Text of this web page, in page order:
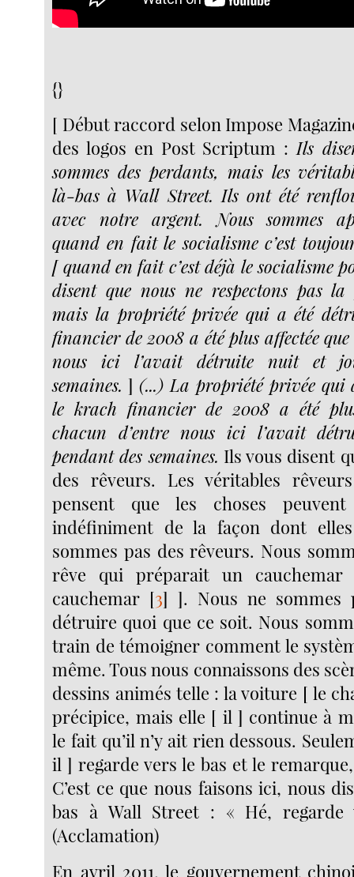
{}
[ Début raccord selon Impose
des logos en Post Scriptum :Ils
sommes des perdants, mais les
là-bas à Wall Street. Ils ont été
avec notre argent. Nous sommes
quand en fait le socialisme c’est
[ quand en fait c’est déjà le socialisme
disent que nous ne respectons pas
mais la propriété privée qui a été
financier de 2008 a été plus affectée
nous ici l’avait détruite nuit et
semaines. ] (...) La propriété privée qui
le krach financier de 2008 a été
chacun d’entre nous ici l’avait
pendant des semaines. Ils vous disent
des rêveurs. Les véritables
pensent que les choses
indéfiniment de la façon dont
sommes pas des rêveurs. Nous
rêve qui préparait un
cauchemar [3] ]. Nous ne
détruire quoi que ce soit. Nous
train de témoigner comment le
même. Tous nous connaissons des
dessins animés telle : la voiture [ le
précipice, mais elle [ il ] continue à
le fait qu’il n’y ait rien dessous.
il ] regarde vers le bas et le
C’est ce que nous faisons ici, nous
bas à Wall Street : « Hé,
(Acclamation)
En avril 2011, le gouvernement